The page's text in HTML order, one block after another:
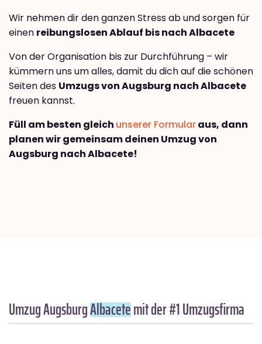
Wir nehmen dir den ganzen Stress ab und sorgen für
einen reibungslosen Ablauf bis nach Albacete
Von der Organisation bis zur Durchführung – wir
kümmern uns um alles, damit du dich auf die schönen
Seiten des Umzugs von Augsburg nach Albacete
freuen kannst.
Füll am besten gleich unserer Formularaus, dann
planen wir gemeinsam deinen Umzug von
Augsburg nach Albacete!
Umzug AugsburgAlbacetemit der #1 Umzugsfirma